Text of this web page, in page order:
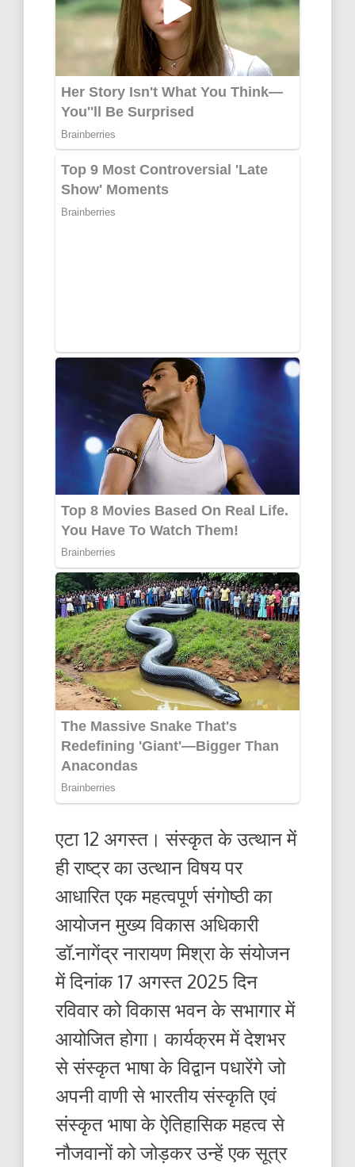
एटा 12 अगस्त। संस्कृत के उत्थान में
ही राष्ट्र का उत्थान विषय पर
आधारित एक महत्वपूर्ण संगोष्ठी का
आयोजन मुख्य विकास अधिकारी
डॉ.नागेंद्र नारायण मिश्रा के संयोजन
में दिनांक 17 अगस्त 2025 दिन
रविवार को विकास भवन के सभागार में
आयोजित होगा। कार्यक्रम में देशभर
से संस्कृत भाषा के विद्वान पधारेंगे जो
अपनी वाणी से भारतीय संस्कृति एवं
संस्कृत भाषा के ऐतिहासिक महत्व से
नौजवानों को जोड़कर उन्हें एक सूत्र